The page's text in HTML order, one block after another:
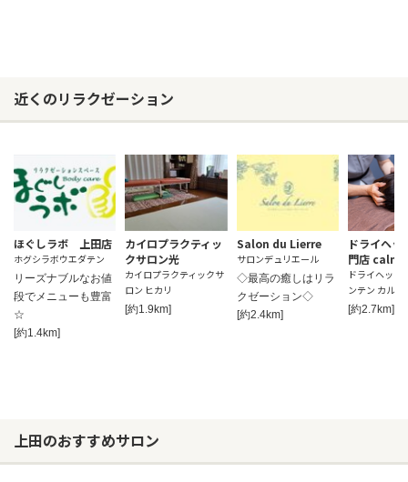
近くのリラクゼーション
ほぐしラボ 上田店
ホグシラボウエダテン
リーズナブルなお値
段でメニューも豊富
☆
[約1.4km]
カイロプラクティッ
クサロン光
カイロプラクティックサ
ロン ヒカリ
[約1.9km]
Salon du Lierre
サロンデュリエール
◇最高の癒しはリラ
クゼーション◇
[約2.4km]
ドライヘッ
門店 calme
ドライヘッド
ンテン カルム
[約2.7km]
上田のおすすめサロン